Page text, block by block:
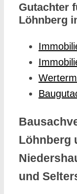
Gutachter
Löhnberg
Löhnberg
und